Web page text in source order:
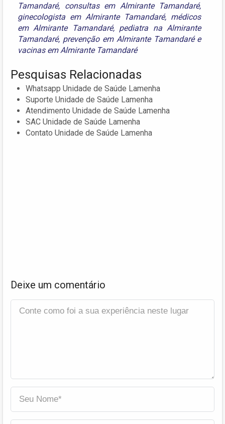
Tamandaré, consultas em Almirante Tamandaré,
ginecologista em Almirante Tamandaré, médicos
em Almirante Tamandaré, pediatra na Almirante
Tamandaré, prevenção em Almirante Tamandarée
vacinas em Almirante Tamandaré
Pesquisas Relacionadas
Whatsapp Unidade de Saúde Lamenha
Suporte Unidade de Saúde Lamenha
Atendimento Unidade de Saúde Lamenha
SAC Unidade de Saúde Lamenha
Contato Unidade de Saúde Lamenha
Deixe um comentário